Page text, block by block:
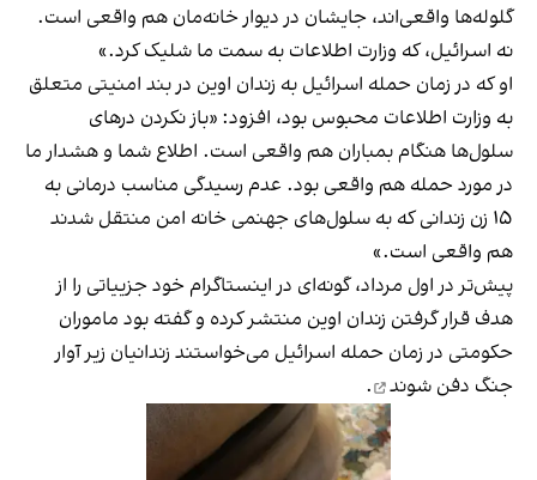
گلوله‌ها واقعی‌اند، جایشان در دیوار خانه‌مان هم واقعی است.
نه اسرائیل، که وزارت اطلاعات به سمت ما شلیک کرد.»
او که در زمان حمله اسرائیل به زندان اوین در بند امنیتی متعلق
به وزارت اطلاعات محبوس بود، افزود: «باز نکردن درهای
سلول‌ها هنگام بمباران هم واقعی است. اطلاع شما و هشدار ما
در مورد حمله هم واقعی بود. عدم رسیدگی مناسب درمانی به
۱۵ زن زندانی که به سلول‌های جهنمی خانه امن منتقل شدند
هم واقعی است.»
پیش‌تر در اول مرداد، گونه‌ای در اینستاگرام خود جزییاتی را از
هدف قرار گرفتن زندان اوین منتشر کرده و گفته بود ماموران
حکومتی در زمان حمله اسرائیل می‌خواستند زندانیان زیر آوار
جنگ دفن شوند .